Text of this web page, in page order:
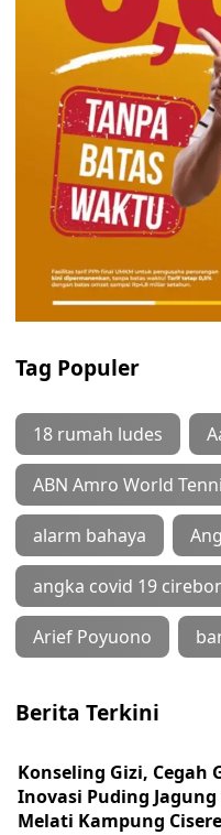
Tag Populer
18 rumah ludes
ABN Amro World
alarm bahaya
angka covid 19
Arief Poyuono
Berita Terkini
Konseling Gizi, Cegah
Inovasi Puding
Melati Kampung